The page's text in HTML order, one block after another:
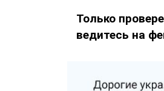
Только
ведитесь на